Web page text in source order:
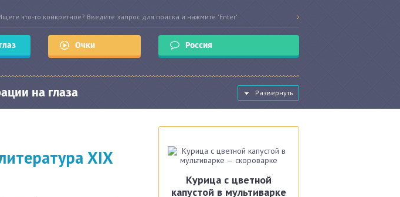
Очки Россия
на глаза Развернуть
XIX
Курица с цветной
капустой в мультиварке